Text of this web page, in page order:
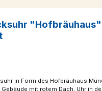
überspringen